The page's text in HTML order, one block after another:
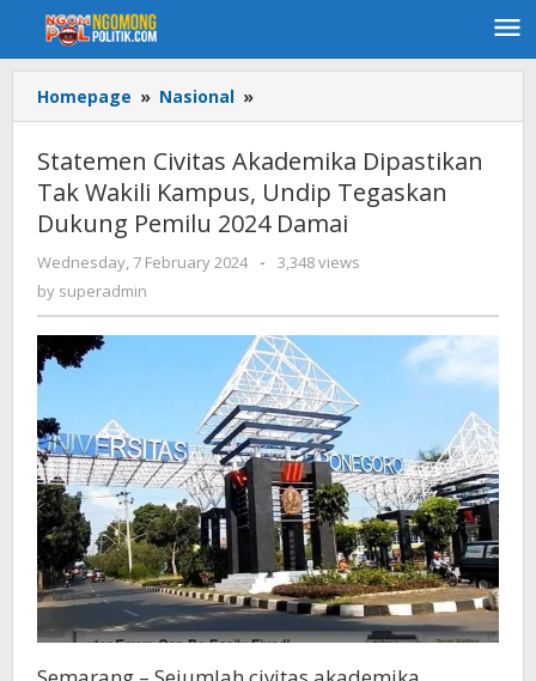
content
Homepage » Nasional »
Civitas
Akademika
Dipastikan
Tak
Wakili
Undip
Dukung
Pemilu
2024
Damai
Statemen Civitas Akademika Dipastikan
Tak Wakili Kampus, Undip Tegaskan
Dukung Pemilu 2024 Damai
Wednesday, 7 February 2024
by
-
3,348 views
by superadmin